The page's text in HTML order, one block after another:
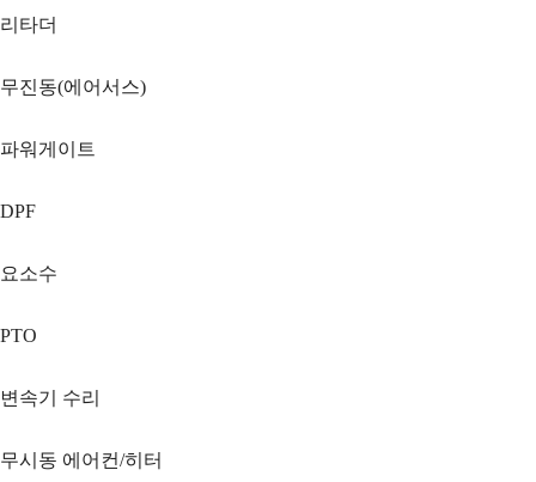
리타더
무진동(에어서스)
파워게이트
DPF
요소수
PTO
변속기 수리
무시동 에어컨/히터